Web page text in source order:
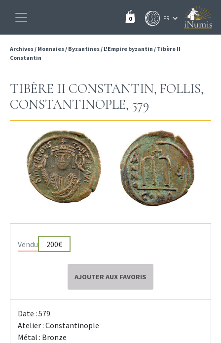
0
Archives/ Monnaies/ Byzantines/ L'Empire byzantin / Tibère II
Constantin
TIBÈRE II CONSTANTIN, FOLLIS,
CONSTANTINOPLE, 579
Vendu 200€
AJOUTER AUX FAVORIS
Date : 579
Atelier : Constantinople
Métal : Bronze